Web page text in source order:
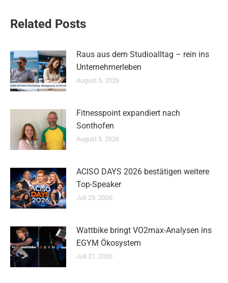
Related Posts
Raus aus dem Studioalltag – rein ins
Unternehmerleben
August 5, 2026
Fitnesspoint expandiert nach
Sonthofen
August 5, 2026
ACISO DAYS 2026 bestätigen weitere
Top-Speaker
Juli 23, 2026
Wattbike bringt VO2max-Analysen ins
EGYM Ökosystem
Juli 21, 2026